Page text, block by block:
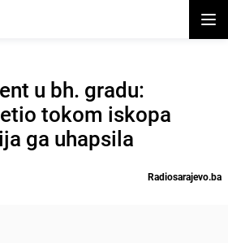
u bh. gradu:
tokom iskopa
ga uhapsila
Radiosarajevo.ba